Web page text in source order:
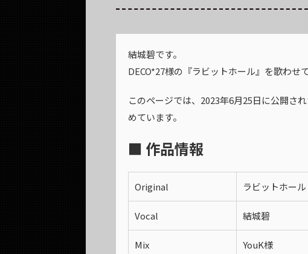
結城碧です。
DECO*27様の『ラビットホール』を歌わせ
このページでは、2023年6月25日に公開さ
めています。
■ 作品情報
Original ラビットホー
Vocal 結城碧
Mix YouK様